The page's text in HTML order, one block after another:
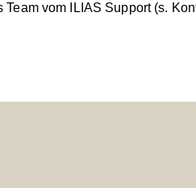
vom ILIAS Support (s.